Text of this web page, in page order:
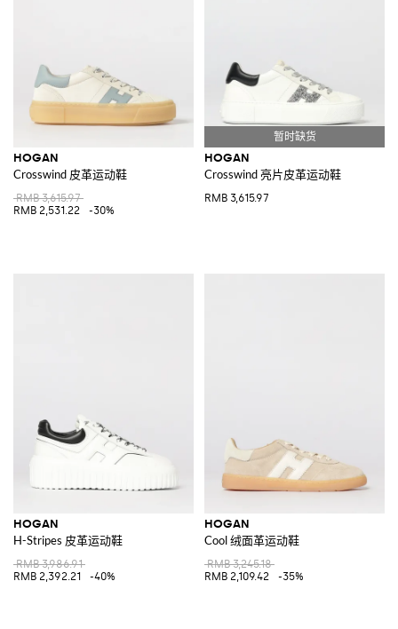
HOGAN
Crosswind 皮革运动鞋
RMB 3,615.97
RMB 2,531.22
-30%
HOGAN
Crosswind 亮片皮革运动鞋
RMB 3,615.97
HOGAN
H-Stripes 皮革运动鞋
RMB 3,986.91
RMB 2,392.21
-40%
HOGAN
Cool 绒面革运动鞋
RMB 3,245.18
RMB 2,109.42
-35%